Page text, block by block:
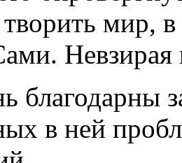
мир,
Невзирая
благодарны
в ней